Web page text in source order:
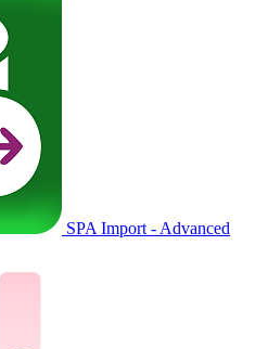
SPA Import - Advanced